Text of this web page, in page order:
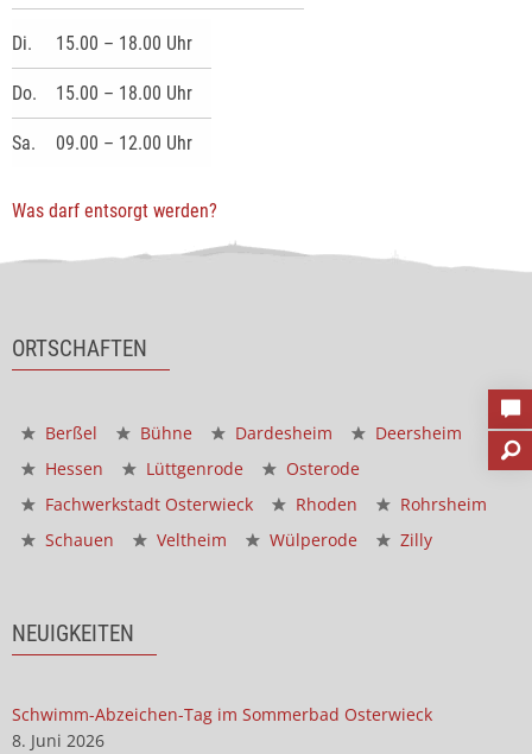
Di. 15.00 – 18.00 Uhr
Do. 15.00 – 18.00 Uhr
Sa. 09.00 – 12.00 Uhr
Was darf entsorgt werden?
ORTSCHAFTEN
Berßel Bühne Dardesheim
Deersheim
Hessen
Lüttgenrode
Osterode
Fachwerkstadt Osterwieck
Rhoden
Rohrsheim
Schauen
Veltheim Wülperode Zilly
NEUIGKEITEN
Schwimm-Abzeichen-Tag im Sommerbad Osterwieck
8. Juni 2026